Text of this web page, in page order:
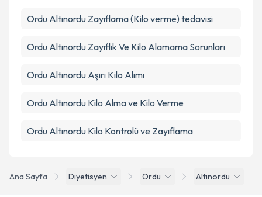
Ana Sayfa Diyetisyen Ordu Altınordu
Ordu Altınordu Zayıflama (Kilo verme) tedavisi
Ordu Altınordu Zayıflık Ve Kilo Alamama Sorunları
Ordu Altınordu Aşırı Kilo Alımı
Ordu Altınordu Kilo Alma ve Kilo Verme
Ordu Altınordu Kilo Kontrolü ve Zayıflama